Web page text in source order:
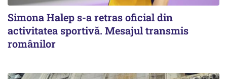
Simona Halep s-a retras oficial din
activitatea sportivă. Mesajul transmis
românilor